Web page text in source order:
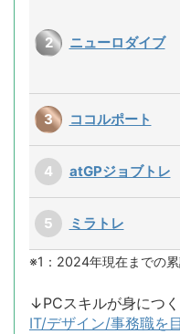
ニューロダイブ
ココルポート
atGPジョブトレ
ミラトレ
※1：2024年現在までの
↓PCスキルが身につ
IT/デザイン/事務職を